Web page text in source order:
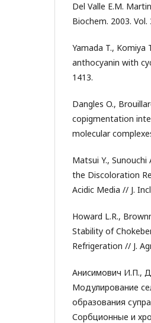
Del Valle E.M.
Biochem. 2003. Vol.
Yamada T.,
anthocyanin with
1413.
Dangles O.,
copigmentation
molecular
Matsui Y.,
the Discoloration
Acidic Media // J.
Howard L.R.,
Stability of
Refrigeration // J.
Анисимович И.П.,
Модулирование
образования
Сорбционные и